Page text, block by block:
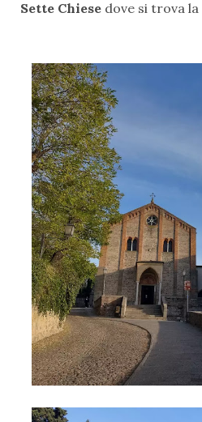
Sette Chiese dove si trova la